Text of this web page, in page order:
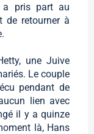
a pris part au
de retourner à
une Juive
Le couple
pendant de
lien avec
il y a quinze
là, Hans